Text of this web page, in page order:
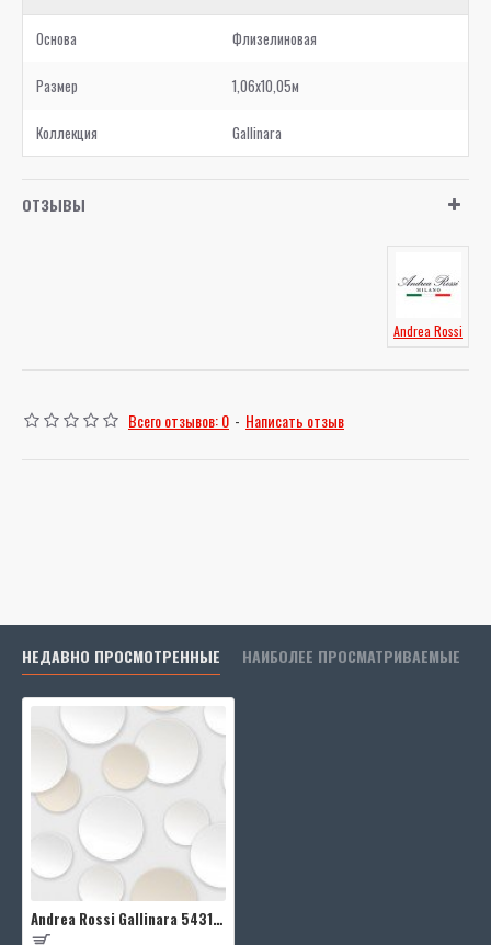
Основа Флизелиновая
Размер 1,06x10,05м
Коллекция Gallinara
ОТЗЫВЫ
Andrea Rossi
Всего отзывов: 0 - Написать отзыв
НЕДАВНО ПРОСМОТРЕННЫЕ НАИБОЛЕЕ ПРОСМАТРИВАЕМЫЕ
Andrea Rossi Gallinara 54311-6